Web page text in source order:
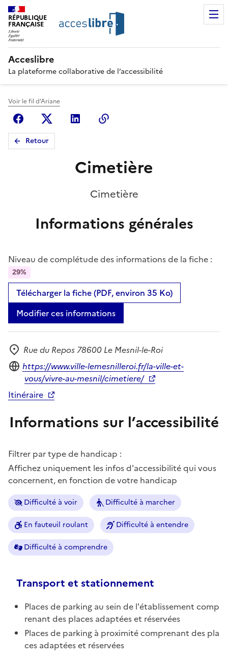
RÉPUBLIQUE
FRANÇAISE
Acceslibre
La plateforme collaborative de l’accessibilité
Voir le fil d'Ariane
FacebookX (anciennement Twitter)
Linkedin
Retour
Cimetière
Cimetière
Informations générales
Niveau de complétude des informations de la fiche :
29%
Télécharger la fiche (PDF, environ 35 Ko)
Modifier ces informations
Adresse
Rue du Repos 78600 Le Mesnil-le-Roi
Site internet
https://www.ville-lemesnilleroi.fr/la-ville-et-
vous/vivre-au-mesnil/cimetiere/
Itinéraire
Informations sur l’accessibilité
Filtrer par type de handicap :
Affichez uniquement les infos d'accessibilité qui vous
concernent, en fonction de votre handicap
Difficulté à voir Difficulté à marcher
En fauteuil roulant Difficulté à entendre
Difficulté à comprendre
Transport et stationnement
Places de parking au sein de l'établissement comp
renant des places adaptées et réservées
Places de parking à proximité comprenant des pla
ces adaptées et réservées